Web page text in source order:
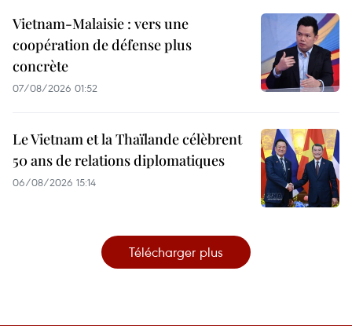
Vietnam-Malaisie : vers une
coopération de défense plus
concrète
07/08/2026 01:52
Le Vietnam et la Thaïlande célèbrent
50 ans de relations diplomatiques
06/08/2026 15:14
Télécharger plus